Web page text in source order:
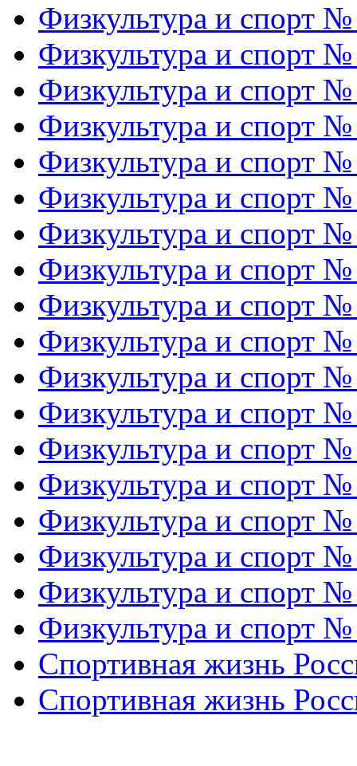
Физкультура и спорт
Физкультура и спорт
Физкультура и спорт
Физкультура и спорт
Физкультура и спорт
Физкультура и спорт
Физкультура и спорт
Физкультура и спорт
Физкультура и спорт
Физкультура и спорт
Физкультура и спорт
Физкультура и спорт
Физкультура и спорт
Физкультура и спорт
Физкультура и спорт
Физкультура и спорт
Физкультура и спорт
Физкультура и спорт
Спортивная жизнь
Спортивная жизнь